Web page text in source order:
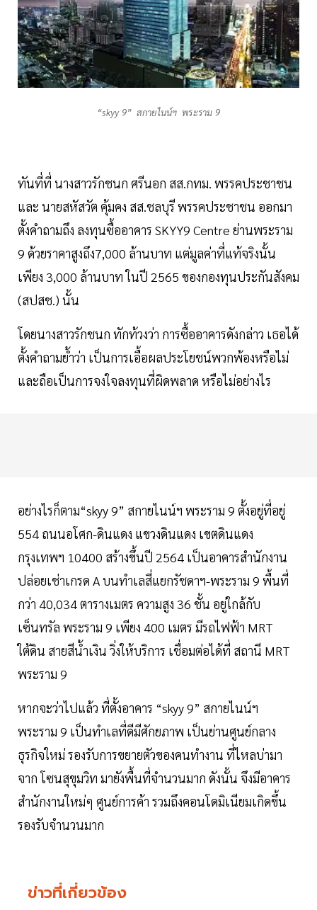
“skyy 9” สกายไนน์ฯ พระราม 9
ทันที่ที่ นางสาวรักชนก ศรีนอก สส.กทม. พรรคประชาชน
และ นายสหัสวัต คุ้มคง สส.ชลบุรี พรรคประชาชน ออกมา
ตั้งคำถามถึง ลงทุนซื้ออาคาร SKYY9 Centre ย่านพระราม
9 ด้วยราคาสูงถึง7,000 ล้านบาท แต่มูลค่าที่แท้จริงนั้น
เพียง 3,000 ล้านบาท ในปี 2565 ของกองทุนประกันสังคม
(สปสช.) นั้น
โดยนางสาวรักชนก ทักท้วงว่า การซื้ออาคารดังกล่าว เธอได้
ตั้งคำถามย้ำว่า เป็นการเอื้อผลประโยชน์พวกพ้องหรือไม่
และถือเป็นการจงใจลงทุนที่ผิดพลาด หรือไม่อย่างไร
อย่างไรก็ตาม“skyy 9” สกายไนน์ฯ พระราม 9 ตั้งอยู่ที่อยู่
554 ถนนอโศก-ดินแดง แขวงดินแดง เขตดินแดง
กรุงเทพฯ 10400 สร้างขึ้นปี 2564 เป็นอาคารสำนักงาน
ปล่อยเช่าเกรด A บนทำเลสี่แยกรัชดาฯ-พระราม 9 พื้นที่
กว่า 40,034 ตารางเมตร ความสูง 36 ชั้น อยู่ใกล้กับ
เซ็นทรัล พระราม 9 เพียง 400 เมตร มีรถไฟฟ้า MRT
ใต้ดิน สายสีน้ำเงิน วิ่งให้บริการ เชื่อมต่อได้ที่ สถานี MRT
พระราม 9
หากจะว่าไปแล้ว ที่ตั้งอาคาร “skyy 9” สกายไนน์ฯ
พระราม 9 เป็นทำเลที่ดีมีศักยภาพ เป็นย่านศูนย์กลาง
ธุรกิจใหม่ รองรับการขยายตัวของคนทำงาน ที่ไหลบ่ามา
จาก โซนสุขุมวิท มายังพื้นที่จำนวนมาก ดังนั้น จึงมีอาคาร
สำนักงานใหม่ๆ ศูนย์การค้า รวมถึงคอนโดมิเนียมเกิดขึ้น
รองรับจำนวนมาก
ข่าวที่เกี่ยวข้อง